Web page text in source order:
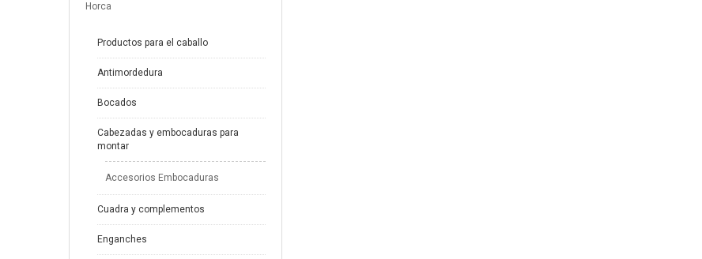
Horca
Productos para el caballo
Antimordedura
Bocados
Cabezadas y embocaduras para
montar
Accesorios Embocaduras
Cuadra y complementos
Enganches